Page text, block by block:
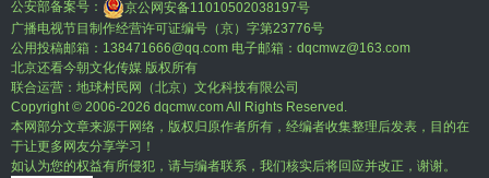
公安部备案号：
京公网安备11010502038197号
广播电视节目制作经营许可证编号（京）字第23776号
公用投稿邮箱：138471666@qq.com 电子邮箱：dqcmwz@163.com
北京还看今朝文化传媒 版权所有
联合运营：地球村民网（北京）文化科技有限公司
Copyright © 2006-2026 dqcmw.com All Rights Reserved.
本网部分文章来源于网络，版权归原作者所有，经编者收集整理后发表，目的在
于让更多网友分享学习！
如认为您的权益有所侵犯，请与编者联系，我们核实后将回应并改正，谢谢。